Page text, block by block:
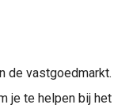
de
je te helpen bij het